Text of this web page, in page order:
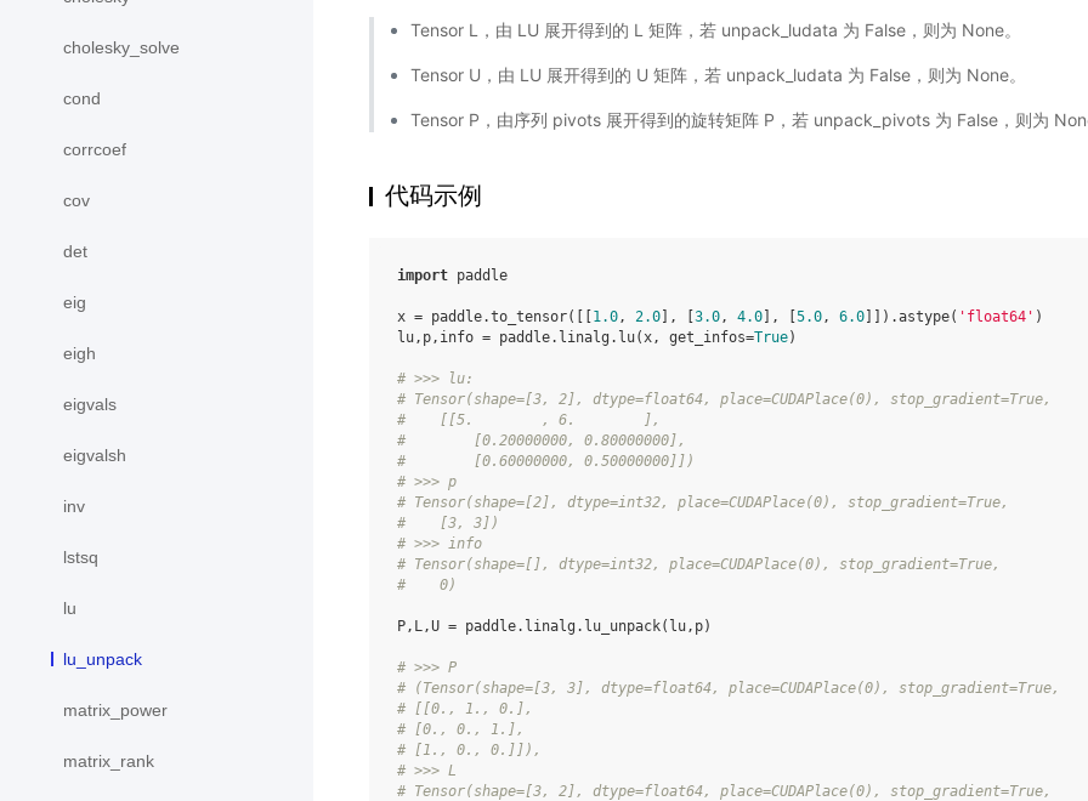
cholesky_solve
cond
corrcoef
cov
det
eig
eigh
eigvals
eigvalsh
inv
lstsq
lu
lu_unpack
matrix_power
matrix_rank
Tensor L，由 LU 展开得到的 L 矩阵，若 unpack_ludata 为 False，则为 None。
Tensor U，由 LU 展开得到的 U 矩阵，若 unpack_ludata 为 False，则为 None。
Tensor P，由序列 pivots 展开得到的旋转矩阵 P，若 unpack_pivots 为 False，则为
代码示例
import paddle
x = paddle.to_tensor([[ 1.0, 2.0 ], 3.0, 4.0 ], 5.0, 6.0 ]]) .astype( 'float64' )
lu, p, info = paddle. linalg . lu(x, get_infos=True)
# >>> lu:
# Tensor(shape=[3, 2], dtype=float64, place=CUDAPlace(0), stop_gradient=True,
#    [[5.        , 6.        ],
#        [0.20000000, 0.80000000],
#        [0.60000000, 0.50000000]])
# >>> p
# Tensor(shape=[2], dtype=int32, place=CUDAPlace(0), stop_gradient=True,
#    [3, 3])
# >>> info
# Tensor(shape=[], dtype=int32, place=CUDAPlace(0), stop_gradient=True,
#    0)
P, L,U = paddle. linalg . lu_unpack( lu, p)
# >>> P
# (Tensor(shape=[3, 3], dtype=float64, place=CUDAPlace(0), stop_gradient=True,
# [[0., 1., 0.],
# [0., 0., 1.],
# [1., 0., 0.]]),
# >>> L
# Tensor(shape=[3, 2], dtype=float64, place=CUDAPlace(0), stop_gradient=True,